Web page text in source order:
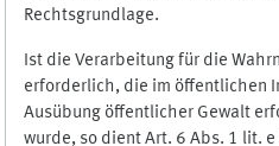
Rechtsgrundlage.
Ist die Verarbeitung für die
erforderlich, die im öffentlichen
Ausübung öffentlicher Gewalt
wurde, so dient Art. 6 Abs. 1 lit.